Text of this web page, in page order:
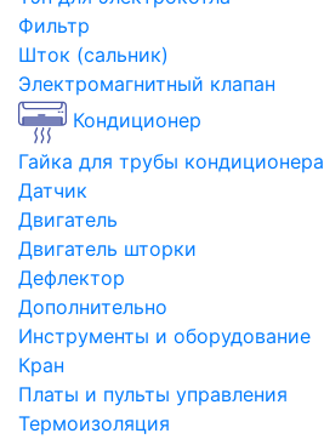
Фильтр
Шток (сальник)
Электромагнитный клапан
Кондиционер
Гайка для трубы кондиционера
Датчик
Двигатель
Двигатель шторки
Дефлектор
Дополнительно
Инструменты и оборудование
Кран
Платы и пульты управления
Термоизоляция